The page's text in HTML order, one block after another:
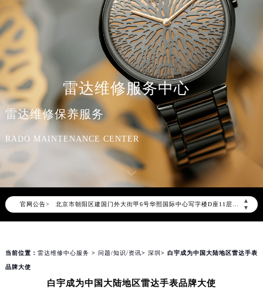
雷达维修服务中心
雷达维修保养服务
RADO MAINTENANCE CENTER
官网公告>
▲
▼
2026年8月雷达中国区售后服务网络优化升级公告
2026年8月雷达全国官方售后客户服务热线：400-801-5621
2026年8月雷达售后服务中心最新网点地址：
北京市朝阳区建国门外大街甲6号华熙国际中心写字楼D座11层1102室（北京总部）（需提前预约）
北京市东城区东长安街1号东方广场写字楼W3座6层602室（需提前预约）
上海市徐汇区虹桥路3号港汇中心写字楼2座37层3705室（需提前预约）
当前位置： 雷达维修中心服务 > 问题/知识/资讯> 深圳 > 白宇成为中国大陆地区雷达手表
品牌大使
白宇成为中国大陆地区雷达手表品牌大使